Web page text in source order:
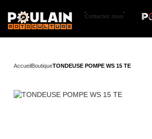
Contactez nous
AccueilBoutiqueTONDEUSE POMPE WS 15 TE